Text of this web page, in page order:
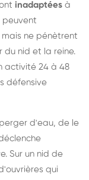
inadaptées à
peuvent
ne pénètrent
nid et la reine.
activité 24 à 48
défensive
d'eau, de le
Sur un nid de
qui